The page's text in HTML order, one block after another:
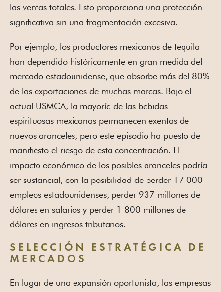
las ventas totales. Esto proporciona una protección
significativa sin una fragmentación excesiva.
Por ejemplo, los productores mexicanos de tequila
han dependido históricamente en gran medida del
mercado estadounidense, que absorbe más del 80%
de las exportaciones de muchas marcas. Bajo el
actual USMCA, la mayoría de las bebidas
espirituosas mexicanas permanecen exentas de
nuevos aranceles, pero este episodio ha puesto de
manifiesto el riesgo de esta concentración. El
impacto económico de los posibles aranceles podría
ser sustancial, con la posibilidad de perder 17 000
empleos estadounidenses, perder 937 millones de
dólares en salarios y perder 1 800 millones de
dólares en ingresos tributarios.
SELECCIÓN ESTRATÉGICA DE
MERCADOS
En lugar de una expansión oportunista, las empresas